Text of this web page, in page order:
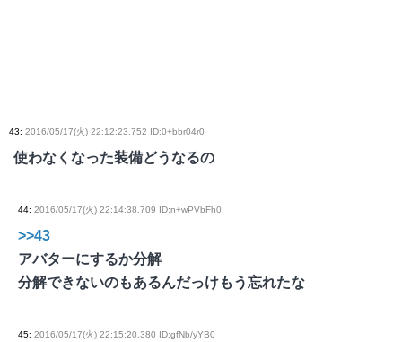
43: 2016/05/17(火) 22:12:23.752 ID:0+bbr04r0
使わなくなった装備どうなるの
44: 2016/05/17(火) 22:14:38.709 ID:n+wPVbFh0
>>43
アバターにするか分解
分解できないのもあるんだっけもう忘れたな
45: 2016/05/17(火) 22:15:20.380 ID:gfNb/yYB0